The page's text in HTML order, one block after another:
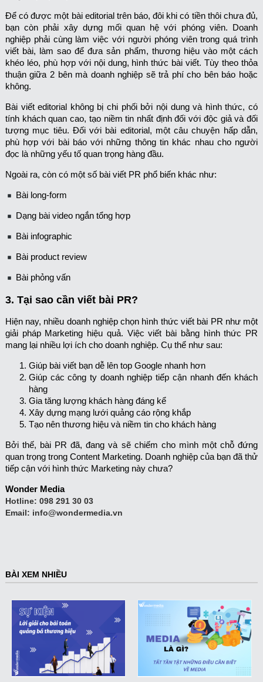
Để có được một bài editorial trên báo, đôi khi có tiền thôi chưa đủ,
bạn còn phải xây dựng mối quan hệ với phóng viên. Doanh
nghiệp phải cùng làm việc với người phóng viên trong quá trình
viết bài, làm sao để đưa sản phẩm, thương hiệu vào một cách
khéo léo, phù hợp với nội dung, hình thức bài viết. Tùy theo thỏa
thuận giữa 2 bên mà doanh nghiệp sẽ trả phí cho bên báo hoặc
không.
Bài viết editorial không bị chi phối bởi nội dung và hình thức, có
tính khách quan cao, tạo niềm tin nhất định đối với độc giả và đối
tượng mục tiêu. Đối với bài editorial, một câu chuyện hấp dẫn,
phù hợp với bài báo với những thông tin khác nhau cho người
đọc là những yếu tố quan trọng hàng đầu.
Ngoài ra, còn có một số bài viết PR phổ biến khác như:
Bài long-form
Dạng bài video ngắn tổng hợp
Bài infographic
Bài product review
Bài phỏng vấn
3. Tại sao cần viết bài PR?
Hiện nay, nhiều doanh nghiệp chọn hình thức viết bài PR như một
giải pháp Marketing hiệu quả. Việc viết bài bằng hình thức PR
mang lại nhiều lợi ích cho doanh nghiệp. Cụ thể như sau:
Giúp bài viết bạn dễ lên top Google nhanh hơn
Giúp các công ty doanh nghiệp tiếp cận nhanh đến khách
hàng
Gia tăng lượng khách hàng đáng kể
Xây dựng mạng lưới quảng cáo rộng khắp
Tạo nên thương hiệu và niềm tin cho khách hàng
Bởi thế, bài PR đã, đang và sẽ chiếm cho mình một chỗ đứng
quan trọng trong Content Marketing. Doanh nghiệp của bạn đã thử
tiếp cận với hình thức Marketing này chưa?
Wonder Media
Hotline: 098 291 30 03
Email: info@wondermedia.vn
BÀI XEM NHIỀU